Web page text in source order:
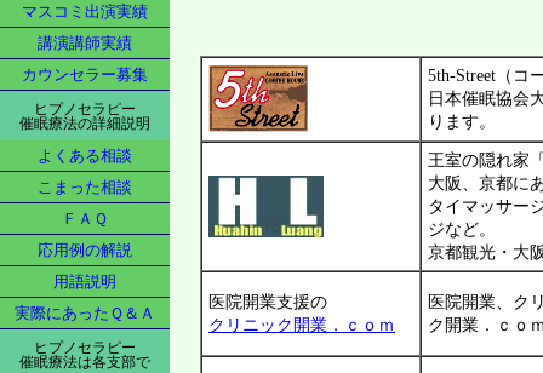
マスコミ出演実績
講演講師実績
カウンセラー募集
ヒプノセラピー
催眠療法の詳細説明
よくある相談
こまった相談
ＦＡＱ
応用例の解説
用語説明
実際にあったＱ＆Ａ
ヒプノセラピー
催眠療法は各支部で
5th-Street（コ
日本催眠協会
ります。
王室の隠れ家
大阪、京都に
タイマッサー
ジなど。
京都観光・大
医院開業支援の
クリニック開業．ｃｏｍ
医院開業、ク
ク開業．ｃｏ